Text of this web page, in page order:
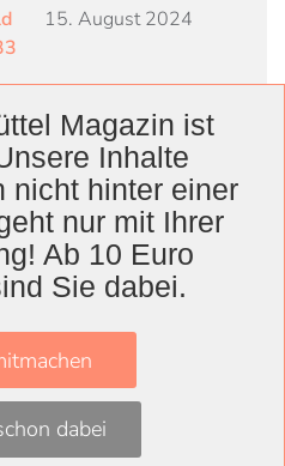
15. August 2024
Landkreis
Ausstellung
Nachhaltigkeit
Museum
HABSchloss
Literatur
Magazin ist
Inhalte
nicht hinter einer
nur mit Ihrer
Ab 10 Euro
Sie dabei.
dabei